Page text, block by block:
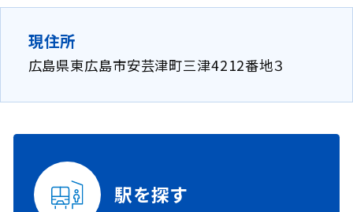
現住所
広島県東広島市安芸津町三津4212番地３
駅を探す